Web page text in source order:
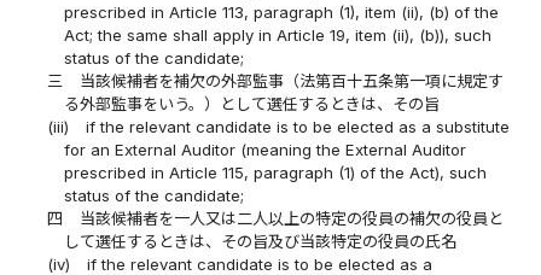
prescribed in Article 113, paragraph (1), item (ii), (b) of the
Act; the same shall apply in Article 19, item (ii), (b)), such
status of the candidate;
三
当該候補者を補欠の外部監事（法第百十五条第一項に規定す
る外部監事をいう。）として選任するときは、その旨
(iii)
if the relevant candidate is to be elected as a substitute
for an External Auditor (meaning the External Auditor
prescribed in Article 115, paragraph (1) of the Act), such
status of the candidate;
四
当該候補者を一人又は二人以上の特定の役員の補欠の役員と
して選任するときは、その旨及び当該特定の役員の氏名
(iv)
if the relevant candidate is to be elected as a